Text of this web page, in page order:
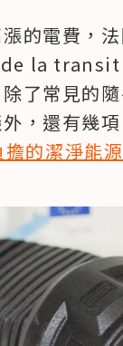
的電費，
de la
了常見的
，還有幾
擔的潔淨能